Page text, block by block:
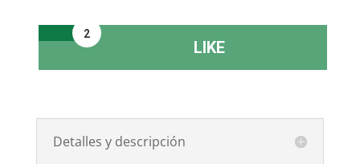
2
LIKE
Detalles y descripción